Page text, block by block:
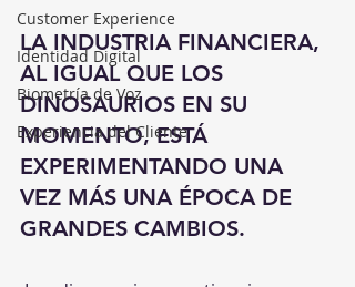
Customer Experience
Identidad Digital
Biometría de Voz
Experiencia del Cliente
LA INDUSTRIA FINANCIERA,
AL IGUAL QUE LOS
DINOSAURIOS EN SU
MOMENTO, ESTÁ
EXPERIMENTANDO UNA
VEZ MÁS UNA ÉPOCA DE
GRANDES CAMBIOS.